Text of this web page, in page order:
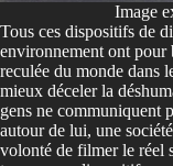
Image
Tous ces dispositifs de
environnement ont pour
reculée du monde dans
mieux déceler la
gens ne communiquent
autour de lui, une
volonté de filmer le réel